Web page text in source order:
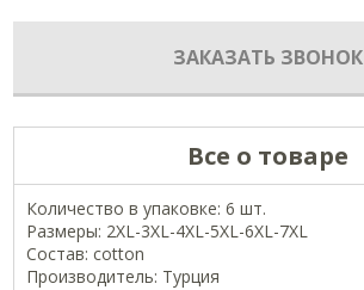
ЗАКАЗАТЬ ЗВОНОК
Все о товаре
Количество в упаковке: 6 шт.
Размеры: 2XL-3XL-4XL-5XL-6XL-7XL
Состав: cotton
Производитель: Турция